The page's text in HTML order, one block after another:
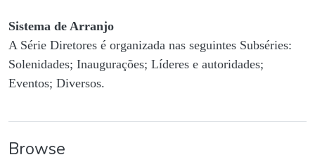
Sistema de Arranjo
A Série Diretores é organizada nas seguintes Subséries:
Solenidades; Inaugurações; Líderes e autoridades;
Eventos; Diversos.
Browse